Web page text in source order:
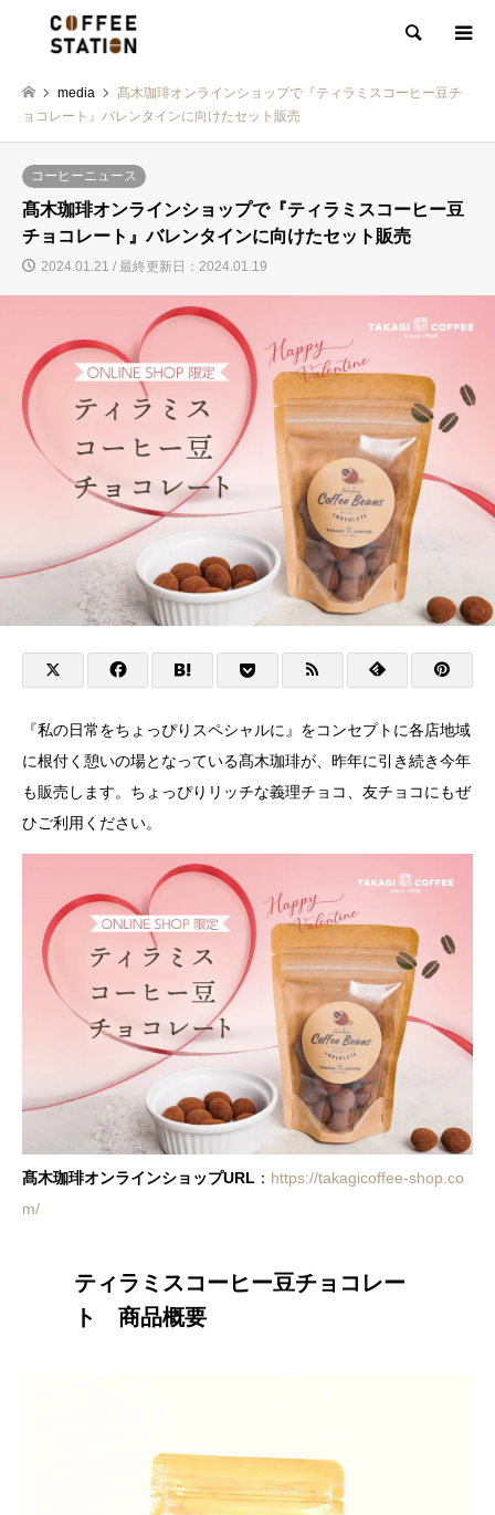
検索
media
髙木珈琲オンラインショップで『ティラミスコーヒー豆チ
ョコレート』バレンタインに向けたセット販売
コーヒーニュース
髙木珈琲オンラインショップで『ティラミスコーヒー豆
チョコレート』バレンタインに向けたセット販売
2024.01.21 / 最終更新日：2024.01.19
『私の日常をちょっぴりスペシャルに』をコンセプトに各店地域
に根付く憩いの場となっている髙木珈琲が、昨年に引き続き今年
も販売します。ちょっぴりリッチな義理チョコ、友チョコにもぜ
ひご利用ください。
髙木珈琲オンラインショップURL ： https://takagicoffee-shop.co
m/
ティラミスコーヒー豆チョコレー
ト 商品概要